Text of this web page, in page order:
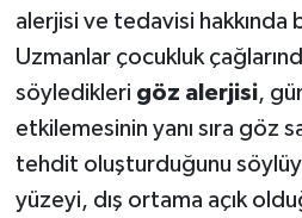
alerjisi ve tedavisi hakkında
Uzmanlar çocukluk
söyledikleri göz alerjisi,
etkilemesinin yanı sıra göz
tehdit oluşturduğunu
yüzeyi, dış ortama açık
SİYASET
TEKNOLOJİ
VEFATLAR